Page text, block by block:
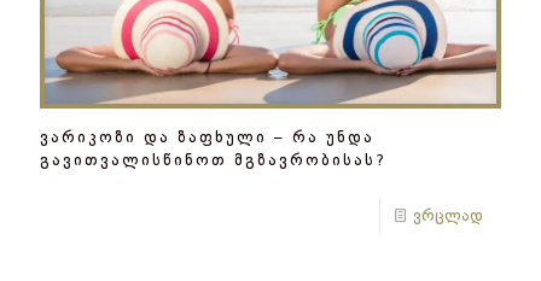
ვარიკოზი და ზაფხული – რა უნდა
გავითვალისწინოთ მგზავრობისას?
ვრცლად